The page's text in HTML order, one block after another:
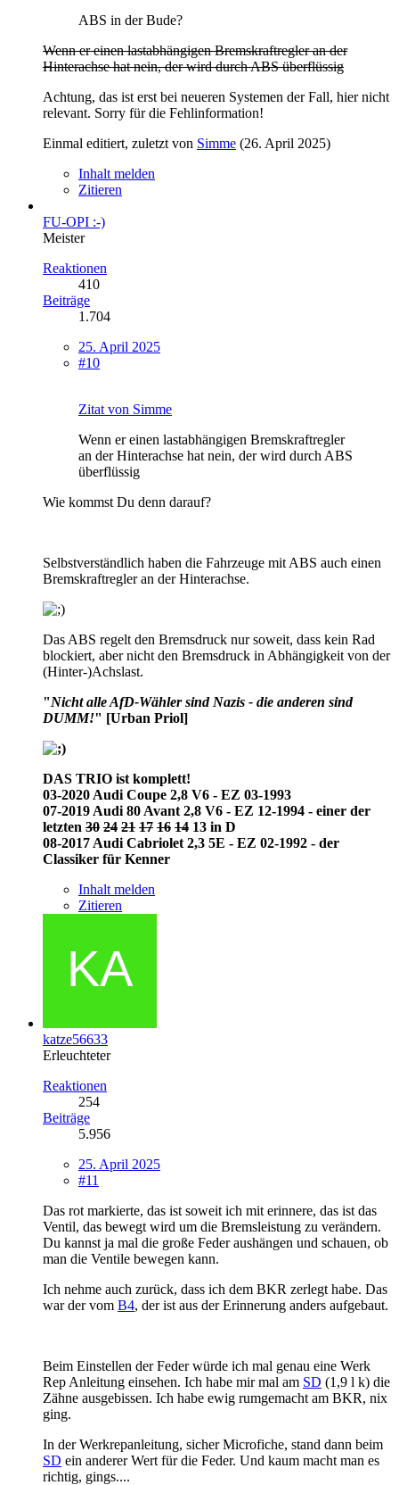
ABS in der Bude?
Wenn er einen lastabhängigen Bremskraftregler an der
Hinterachse hat nein, der wird durch ABS überflüssig
Achtung, das ist erst bei neueren Systemen der Fall, hier nicht
relevant. Sorry für die Fehlinformation!
Einmal editiert, zuletzt von Simme (26. April 2025)
Inhalt melden
Zitieren
FU-OPI :-)
Meister
Reaktionen
410
Beiträge
1.704
25. April 2025
#10
Zitat von Simme
Wenn er einen lastabhängigen Bremskraftregler
an der Hinterachse hat nein, der wird durch ABS
überflüssig
Wie kommst Du denn darauf?
Selbstverständlich haben die Fahrzeuge mit ABS auch einen
Bremskraftregler an der Hinterachse.
Das ABS regelt den Bremsdruck nur soweit, dass kein Rad
blockiert, aber nicht den Bremsdruck in Abhängigkeit von der
(Hinter-)Achslast.
"Nicht alle AfD-Wähler sind Nazis - die anderen sind
DUMM!" [Urban Priol]
DAS TRIO ist komplett!
03-2020 Audi Coupe 2,8 V6 - EZ 03-1993
07-2019 Audi 80 Avant 2,8 V6 - EZ 12-1994 - einer der
letzten 30 24 21 17 16 14 13 in D
08-2017 Audi Cabriolet 2,3 5E - EZ 02-1992 - der
Classiker für Kenner
Inhalt melden
Zitieren
katze56633
Erleuchteter
Reaktionen
254
Beiträge
5.956
25. April 2025
#11
Das rot markierte, das ist soweit ich mit erinnere, das ist das
Ventil, das bewegt wird um die Bremsleistung zu verändern.
Du kannst ja mal die große Feder aushängen und schauen, ob
man die Ventile bewegen kann.
Ich nehme auch zurück, dass ich dem BKR zerlegt habe. Das
war der vom B4, der ist aus der Erinnerung anders aufgebaut.
Beim Einstellen der Feder würde ich mal genau eine Werk
Rep Anleitung einsehen. Ich habe mir mal am SD (1,9 l k) die
Zähne ausgebissen. Ich habe ewig rumgemacht am BKR, nix
ging.
In der Werkrepanleitung, sicher Microfiche, stand dann beim
SD ein anderer Wert für die Feder. Und kaum macht man es
richtig, gings....